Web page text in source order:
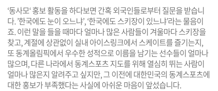
‘동사모‘ 홍보 활동을 하다보면 간혹 외국인들로부터 질문을 받습니
다. ’한국에도 눈이 오느냐’, ‘한국에도 스키장이 있느냐’라는 물음이
죠. 이런 말을 들을 때마다 얼마나 많은 사람들이 겨울마다 스키장을
찾고, 계절에 상관없이 실내 아이스링크에서 스케이트를 즐기는지,
또 동계올림픽에서 우수한 성적으로 이름을 남기는 선수들이 얼마나
많으며, 다른 나라에서 동계스포츠 지도를 위해 열심히 뛰는 사람이
얼마나 많은지 알려주고 싶지만, 그 이전에 대한민국의 동계스포츠에
대한 홍보가 부족했다는 사실에 아쉬운 마음이 앞섰습니다.